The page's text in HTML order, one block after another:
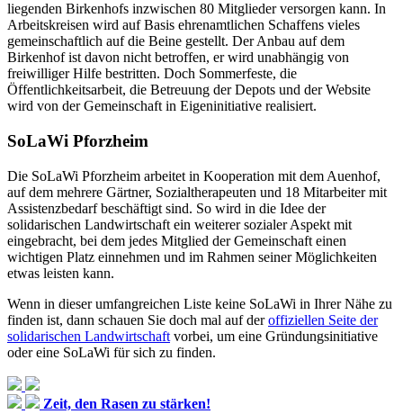
liegenden Birkenhofs inzwischen 80 Mitglieder versorgen kann. In
Arbeitskreisen wird auf Basis ehrenamtlichen Schaffens vieles
gemeinschaftlich auf die Beine gestellt. Der Anbau auf dem
Birkenhof ist davon nicht betroffen, er wird unabhängig von
freiwilliger Hilfe bestritten. Doch Sommerfeste, die
Öffentlichkeitsarbeit, die Betreuung der Depots und der Website
wird von der Gemeinschaft in Eigeninitiative realisiert.
SoLaWi Pforzheim
Die SoLaWi Pforzheim arbeitet in Kooperation mit dem Auenhof,
auf dem mehrere Gärtner, Sozialtherapeuten und 18 Mitarbeiter mit
Assistenzbedarf beschäftigt sind. So wird in die Idee der
solidarischen Landwirtschaft ein weiterer sozialer Aspekt mit
eingebracht, bei dem jedes Mitglied der Gemeinschaft einen
wichtigen Platz einnehmen und im Rahmen seiner Möglichkeiten
etwas leisten kann.
Wenn in dieser umfangreichen Liste keine SoLaWi in Ihrer Nähe zu
finden ist, dann schauen Sie doch mal auf deroffiziellen Seite der
solidarischen Landwirtschaft vorbei, um eine Gründungsinitiative
oder eine SoLaWi für sich zu finden.
Zeit, den Rasen zu stärken!